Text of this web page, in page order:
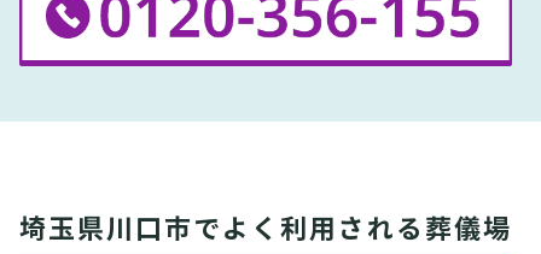
埼玉県川口市でよく利用される葬儀場